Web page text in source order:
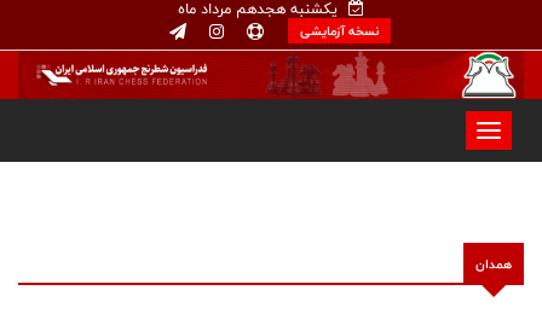
یکشنبه هجدهم مرداد ماه
نسخه آزمایشی
همدان